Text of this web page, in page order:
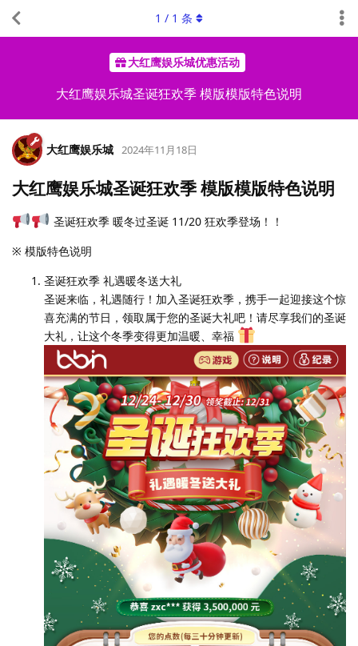
大红鹰娱乐城优惠活动
大红鹰娱乐城圣诞狂欢季 模版模版特色说明
1 / 1 条
大红鹰娱乐城 2024年11月18日
大红鹰娱乐城圣诞狂欢季 模版模版特色说明
圣诞狂欢季 暖冬过圣诞 11/20 狂欢季登场！！
※ 模版特色说明
圣诞狂欢季 礼遇暖冬送大礼
圣诞来临，礼遇随行！加入圣诞狂欢季，携手一起迎接这个惊
喜充满的节日，领取属于您的圣诞大礼吧！请尽享我们的圣诞
大礼，让这个冬季变得更加温暖、幸福